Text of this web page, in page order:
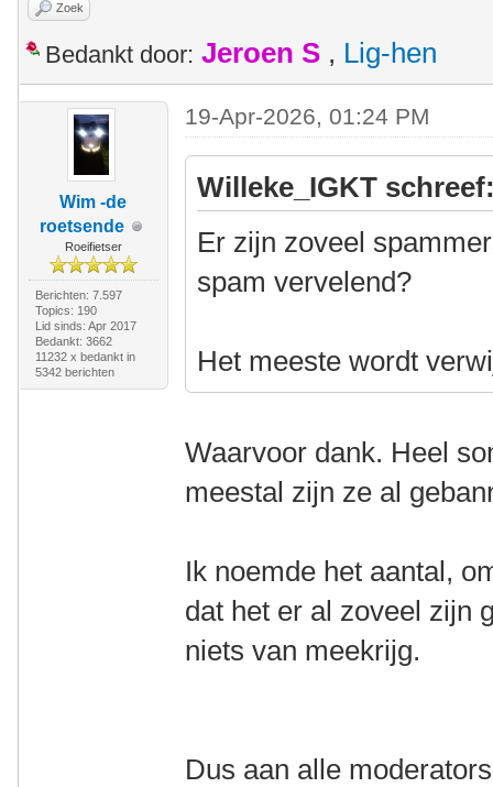
Zoek
Bedankt door: Jeroen S , Lig-hen
Wim -de
roetsende
Roeifietser
Berichten: 7.597
Topics: 190
Lid sinds: Apr 2017
Bedankt: 3662
11232 x bedankt in
5342 berichten
19-Apr-2026, 01:24 PM
Willeke_IGKT
Er zijn zoveel
spam vervelend?
Het meeste wordt
Waarvoor dank. Heel
meestal zijn ze al
Ik noemde het aantal,
dat het er al zoveel zijn
niets van meekrijg.
Dus aan alle